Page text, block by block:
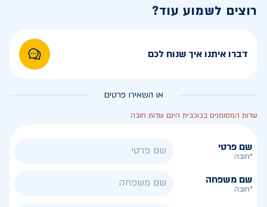
רוצים לשמוע עוד?
דברו איתנו איך שנוח לכם
או השאירו פרטים
שדות המסומנים בכוכבית הינם שדות חובה
שם פרטי
*חובה
שם משפחה
*חובה